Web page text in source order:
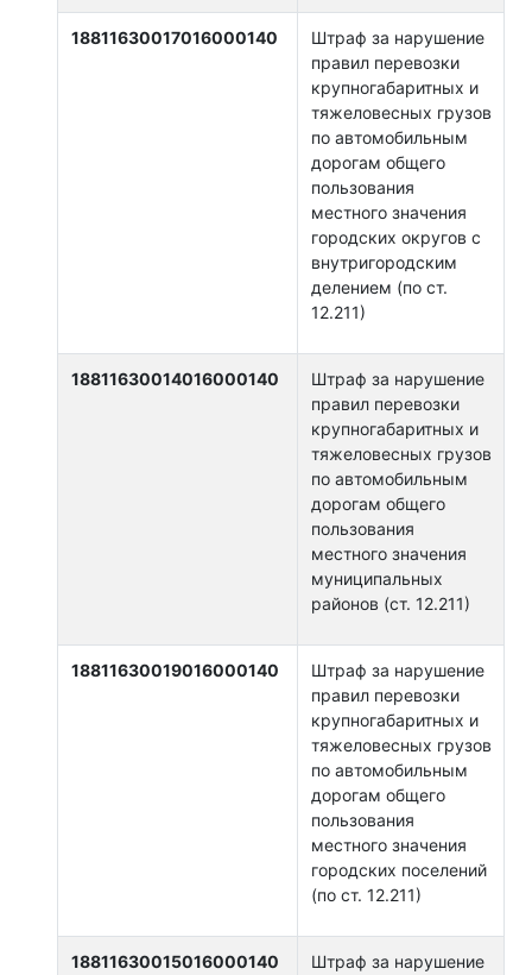
18811630017016000140
Штраф за нарушение
правил перевозки
крупногабаритных и
тяжеловесных грузов
по автомобильным
дорогам общего
пользования
местного значения
городских округов с
внутригородским
делением (по ст.
12.211)
18811630014016000140
Штраф за нарушение
правил перевозки
крупногабаритных и
тяжеловесных грузов
по автомобильным
дорогам общего
пользования
местного значения
муниципальных
районов (ст. 12.211)
18811630019016000140
Штраф за нарушение
правил перевозки
крупногабаритных и
тяжеловесных грузов
по автомобильным
дорогам общего
пользования
местного значения
городских поселений
(по ст. 12.211)
18811630015016000140
Штраф за нарушение